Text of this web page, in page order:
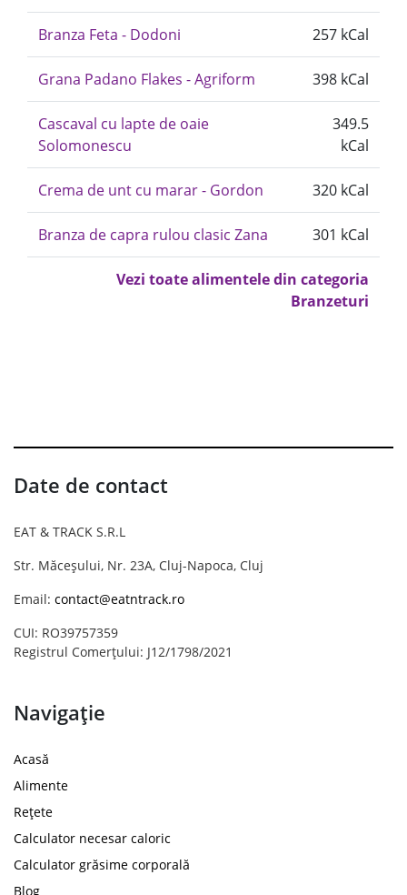
Branza Feta - Dodoni 257 kCal
Grana Padano Flakes - Agriform 398 kCal
Cascaval cu lapte de oaie
Solomonescu
349.5
kCal
Crema de unt cu marar - Gordon 320 kCal
Branza de capra rulou clasic Zana 301 kCal
Vezi toate alimentele din categoria
Branzeturi
Date de contact
EAT & TRACK S.R.L
Str. Măceșului, Nr. 23A, Cluj-Napoca, Cluj
Email: contact@eatntrack.ro
CUI: RO39757359
Registrul Comerțului: J12/1798/2021
Navigație
Acasă
Alimente
Rețete
Calculator necesar caloric
Calculator grăsime corporală
Blog